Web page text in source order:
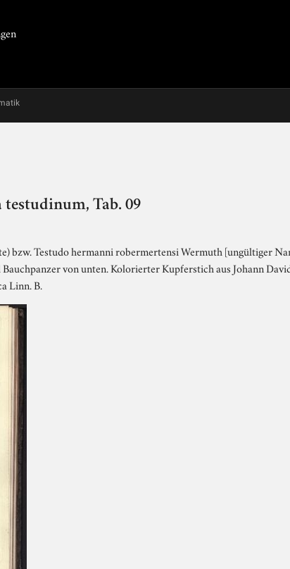
Tab. 09
bzw. Testudo hermanni robermertensi Wermuth [ungültiger
von unten. Kolorierter Kupferstich aus Johann
Linn. B.